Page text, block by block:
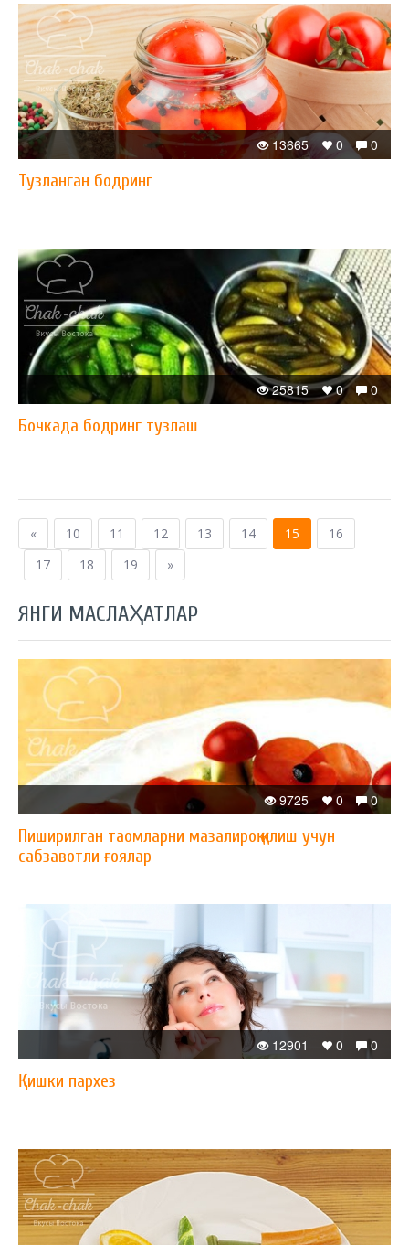
0
0
13665
Тузланган бодринг
0
0
25815
Бочкада бодринг тузлаш
« 10 11 12 13 14 15
16
17
18 19 »
ЯНГИ МАСЛАҲАТЛАР
0
0
9725
Пиширилган таомларни мазалироқ қилиш учун
сабзавотли ғоялар
0
0
12901
Қишки пархез